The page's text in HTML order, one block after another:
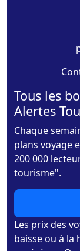
Tous les
Alertes
Chaque
plans voyage
200 000
tourisme".
Les prix des
baisse ou à la